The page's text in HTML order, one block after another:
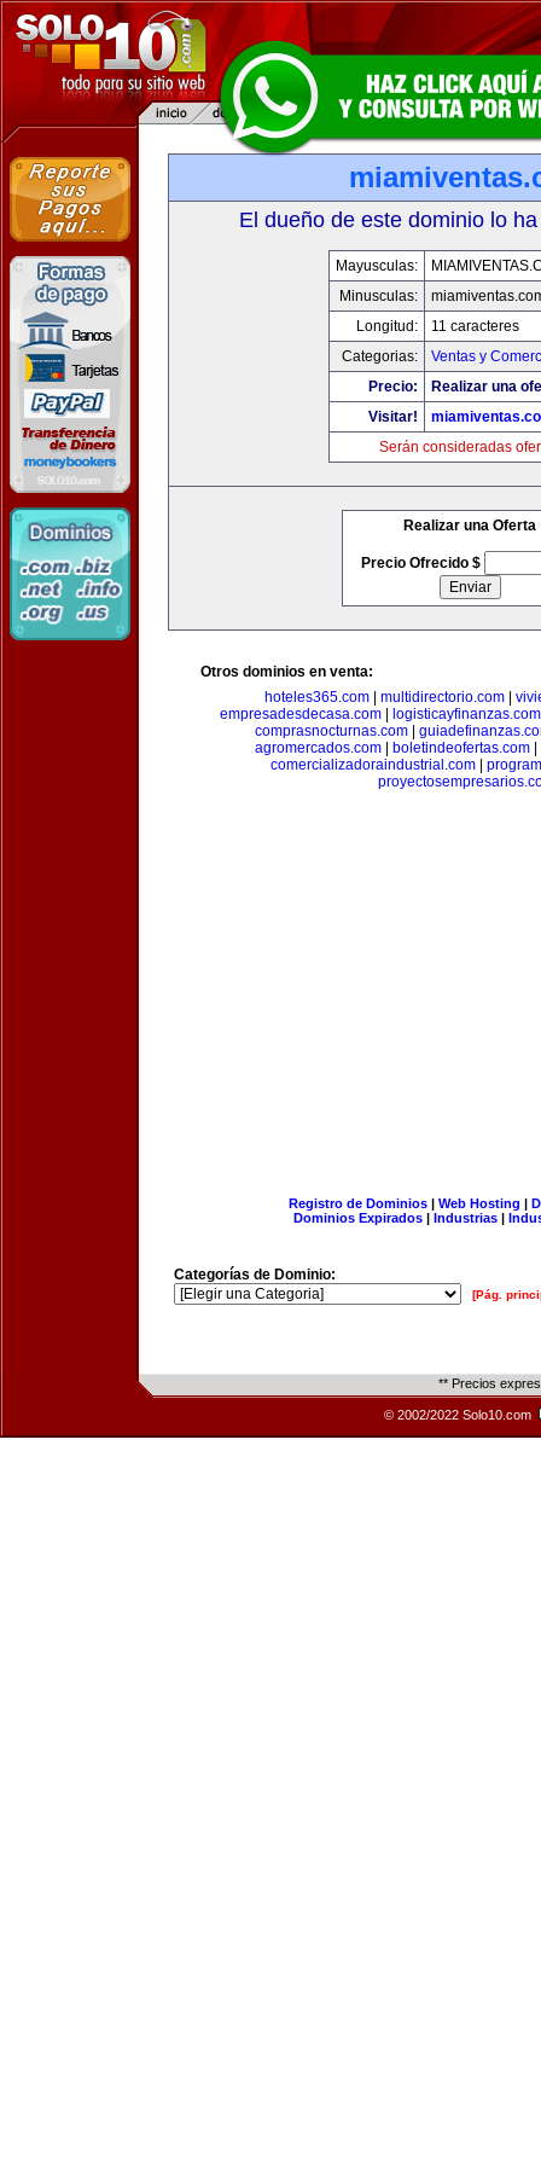
El dueño de este dominio lo
Mayusculas:
Minusculas:
Longitud:
11 caracteres
Categorias:
Ventas y
Precio:
Realizar una
Visitar!
Serán consideradas
Realizar una Oferta
Precio Ofrecido $
Otros dominios en venta:
hoteles365.com
multidirectorio.com
empresadesdecasa.com
logisticayfinanzas.com
comprasnocturnas.com
agromercados.com
boletindeofertas.com
comercializadoraindustrial.com
Registro de Dominios| Web Hosting |
Dominios Expirados | Industrias |
Categorías de Dominio:
[Pág.
** Precios
© 2002/2022 Solo10.com